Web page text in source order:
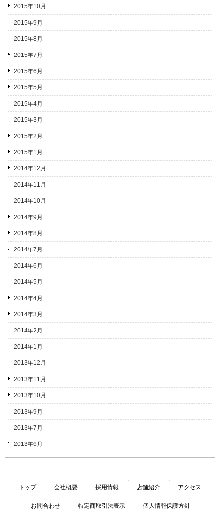
2015年10月
2015年9月
2015年8月
2015年7月
2015年6月
2015年5月
2015年4月
2015年3月
2015年2月
2015年1月
2014年12月
2014年11月
2014年10月
2014年9月
2014年8月
2014年7月
2014年6月
2014年5月
2014年4月
2014年3月
2014年2月
2014年1月
2013年12月
2013年11月
2013年10月
2013年9月
2013年7月
2013年6月
トップ 会社概要 採用情報 店舗紹介 アクセス
お問合わせ 特定商取引法表示 個人情報保護方針